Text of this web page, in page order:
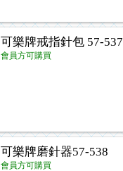
可樂牌戒指針包 57-537
會員方可購買
可樂牌磨針器57-538
會員方可購買